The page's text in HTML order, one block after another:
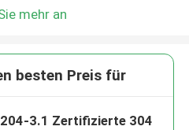
mehr an
besten Preis für
3.1 Zertifizierte 304